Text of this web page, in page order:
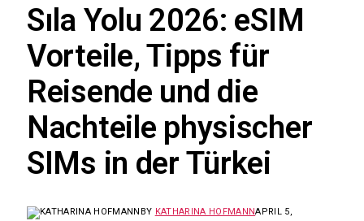
Sıla Yolu 2026: eSIM
Vorteile, Tipps für
Reisende und die
Nachteile physischer
SIMs in der Türkei
BY KATHARINA HOFMANNAPRIL 5,